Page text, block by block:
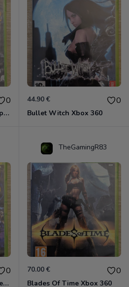
0
Call Of Duty 2 : Edition Spéciale Xbox 360 GOTY
44.90 € 0
Bullet Witch Xbox 360
0
Borderlands - The Pre-Sequel ! Xbox 360
TheGamingR83
70.00 € 0
Blades Of Time Xbox 360